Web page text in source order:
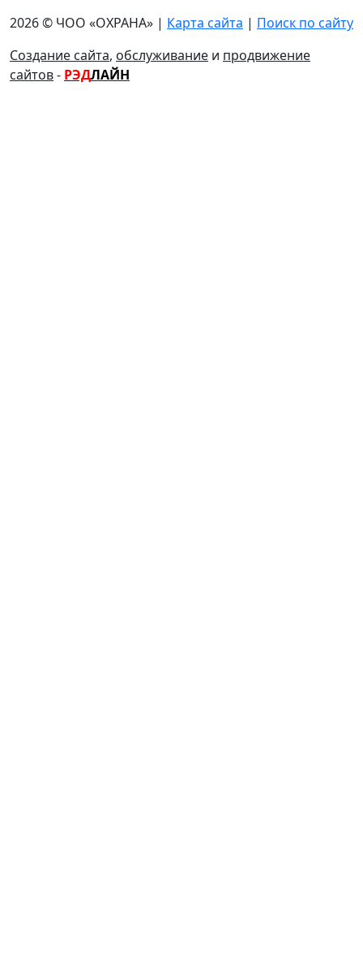
2026 © ЧОО «ОХРАНА» | Карта сайта | Поиск по сайту
Создание сайта, обслуживание и продвижение
сайтов- РЭДЛАЙН